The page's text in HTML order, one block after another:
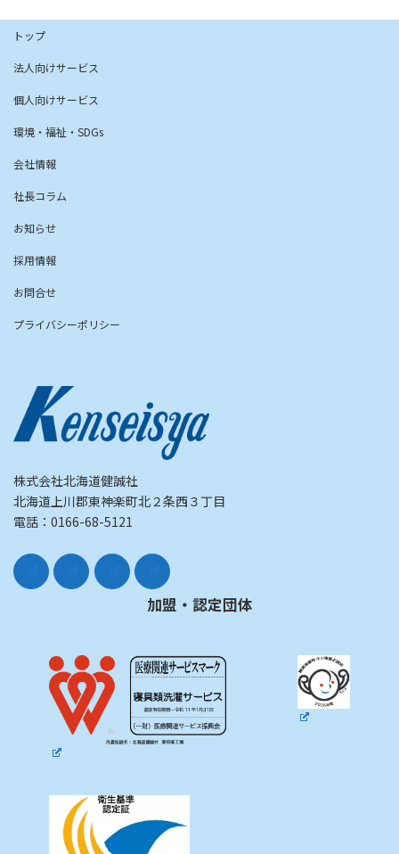
トップ
法人向けサービス
個人向けサービス
環境・福祉・SDGs
会社情報
社長コラム
お知らせ
採用情報
お問合せ
プライバシーポリシー
株式会社北海道健誠社
北海道上川郡東神楽町北２条西３丁目
電話：0166-68-5121
加盟・認定団体